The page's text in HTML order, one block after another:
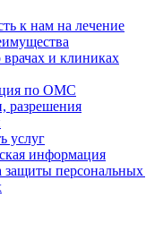
к нам на лечение
и клиниках
по ОМС
разрешения
услуг
информация
защиты